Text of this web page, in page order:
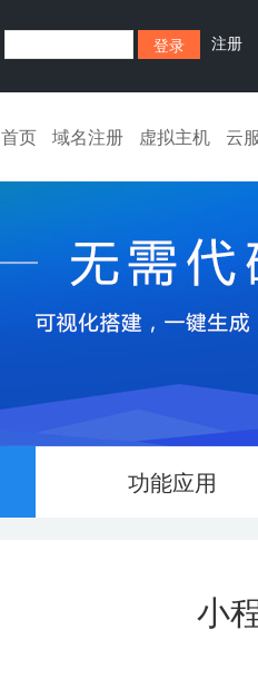
注册
首页 域名注册 虚拟主机 云
功能应用
小